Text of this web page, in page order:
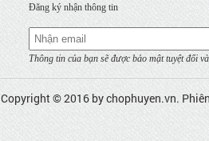
Đăng ký nhận thông tin
Thông tin của bạn sẽ được bảo mật tuyệt đối
Copyright © 2016 bychophuyen.vn.